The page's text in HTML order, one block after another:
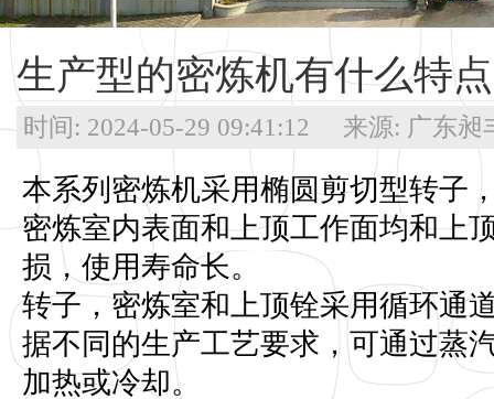
生产型的密炼机有什么特
时间: 2024-05-29 09:41:12 来源: 广东昶
本系列密炼机采用椭圆剪切型转子
密炼室内表面和上顶工作面均和上
损，使用寿命长。
转子，密炼室和上顶铨采用循环通
据不同的生产工艺要求，可通过蒸
加热或冷却。